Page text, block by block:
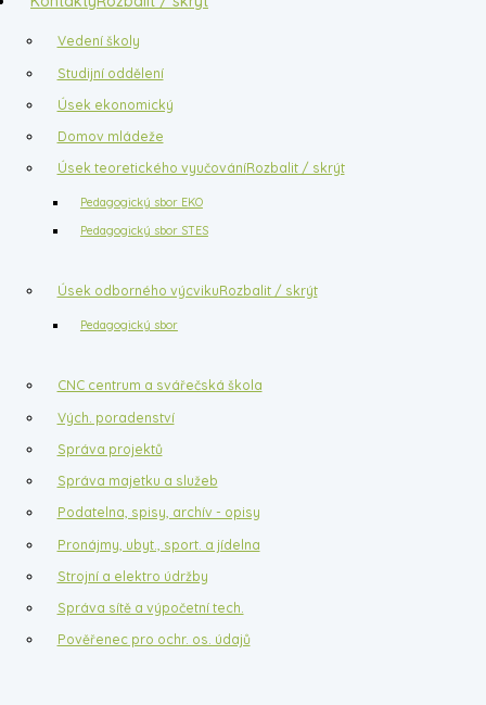
Vedení školy
Studijní oddělení
Úsek ekonomický
Domov mládeže
Úsek teoretického vyučováníRozbalit / skrýt
Pedagogický sbor EKO
Pedagogický sbor STES
Úsek odborného výcvikuRozbalit / skrýt
Pedagogický sbor
CNC centrum a svářečská škola
Vých. poradenství
Správa projektů
Správa majetku a služeb
Podatelna, spisy, archív - opisy
Pronájmy, ubyt., sport. a jídelna
Strojní a elektro údržby
Správa sítě a výpočetní tech.
Pověřenec pro ochr. os. údajů